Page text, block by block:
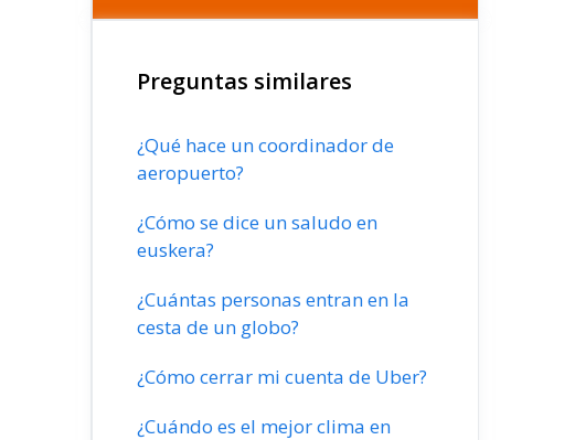
Preguntas similares
¿Qué hace un coordinador de
aeropuerto?
¿Cómo se dice un saludo en
euskera?
¿Cuántas personas entran en la
cesta de un globo?
¿Cómo cerrar mi cuenta de Uber?
¿Cuándo es el mejor clima en